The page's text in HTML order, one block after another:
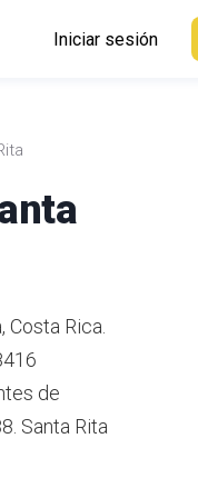
Iniciar sesión
Rica.
de
Santa Rita